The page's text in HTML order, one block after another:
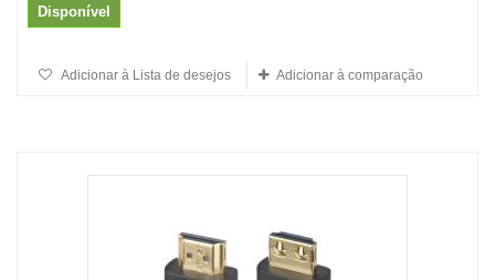
Disponível
Adicionar à Lista de desejos Adicionar à comparação